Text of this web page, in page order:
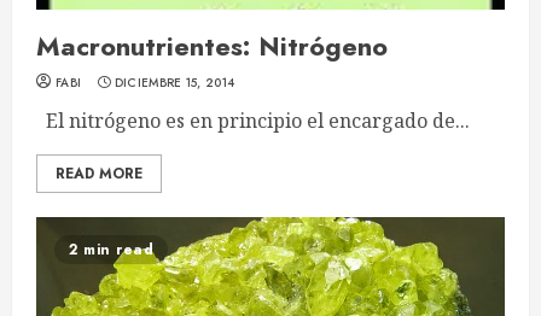
Macronutrientes: Nitrógeno
FABI DICIEMBRE 15, 2014
El nitrógeno es en principio el encargado de...
READ MORE
2 min read